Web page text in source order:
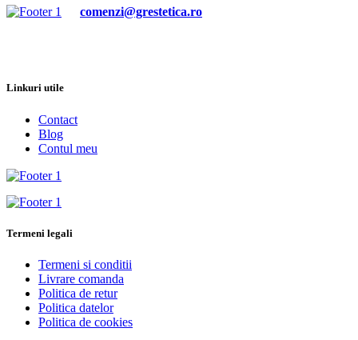
comenzi@grestetica.ro
Linkuri utile
Contact
Blog
Contul meu
Termeni legali
Termeni si conditii
Livrare comanda
Politica de retur
Politica datelor
Politica de cookies